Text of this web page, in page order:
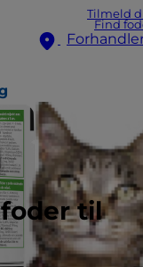
Tilmeld
Find
til